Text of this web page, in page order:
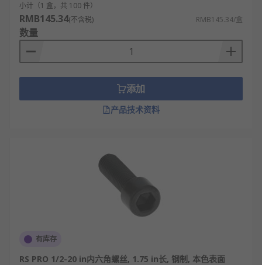
小计（1 盒，共 100 件）
RMB145.34(不含税) RMB145.34/盒
数量
添加
产品技术资料
有库存
RS PRO 1/2-20 in内六角螺丝, 1.75 in长, 钢制, 本色表面